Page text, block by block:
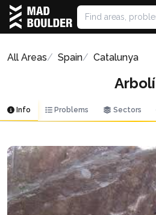
All Areas Spain Catalunya
Arbolí
Info Problems Sectors